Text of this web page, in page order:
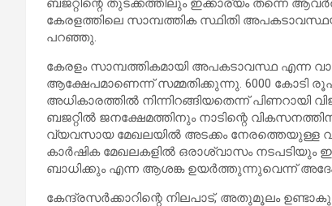
ബജറ്റിന്റെ തുടക്കത്തിലും ഇക്കാര്യം തന്നെ
കേരളത്തിലെ സാമ്പത്തിക സ്ഥിതി
പറഞ്ഞു.
കേരളം സാമ്പത്തികമായി അപകടാവസ്ഥ എന്ന
ആക്ഷേപമാണെന്ന് സമ്മതിക്കുന്നു. 6000 കോടി
അധികാരത്തിൽ നിന്നിറങ്ങിയതെന്ന് പിണറായി
ബജറ്റിൽ ജനക്ഷേമത്തിനും നാടിന്റെ
വ്യവസായ മേഖലയിൽ അടക്കം നേരത്തെയുള്ള
കാർഷിക മേഖലകളിൽ ഒരാശ്വാസം
ബാധിക്കും എന്ന ആശങ്ക ഉയർത്തുന്നുവെന്ന്
കേന്ദ്രസർക്കാറിന്റെ നിലപാട്, അതുമൂലം